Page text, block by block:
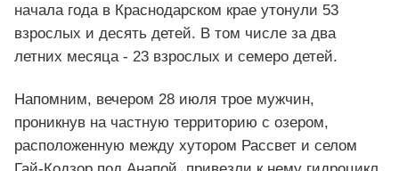
начала года в Краснодарском крае утонули 53
взрослых и десять детей. В том числе за два
летних месяца - 23 взрослых и семеро детей.
Напомним, вечером 28 июля трое мужчин,
проникнув на частную территорию с озером,
расположенную между хутором Рассвет и селом